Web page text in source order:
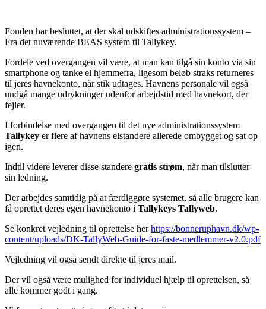
Fonden har besluttet, at der skal udskiftes administrationssystem –
Fra det nuværende BEAS system til Tallykey.
Fordele ved overgangen vil være, at man kan tilgå sin konto via sin
smartphone og tanke el hjemmefra, ligesom beløb straks returneres
til jeres havnekonto, når stik udtages. Havnens personale vil også
undgå mange udrykninger udenfor arbejdstid med havnekort, der
fejler.
I forbindelse med overgangen til det nye administrationssystem
Tallykey er flere af havnens elstandere allerede ombygget og sat op
igen.
Indtil videre leverer disse standere gratis strøm, når man tilslutter
sin ledning.
Der arbejdes samtidig på at færdiggøre systemet, så alle brugere kan
få oprettet deres egen havnekonto i Tallykeys Tallyweb.
Se konkret vejledning til oprettelse herhttps://bonneruphavn.dk/wp-
content/uploads/DK-TallyWeb-Guide-for-faste-medlemmer-v2.0.pdf
Vejledning vil også sendt direkte til jeres mail.
Der vil også være mulighed for individuel hjælp til oprettelsen, så
alle kommer godt i gang.